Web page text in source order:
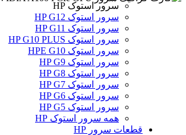
سرور استوک HP
سرور استوک HP G12
سرور استوک HP G11
سرور استوک HP G10 PLUS
سرور استوک HPE G10
سرور استوک HP G9
سرور استوک HP G8
سرور استوک HP G7
سرور استوک HP G6
سرور استوک HP G5
همه سرور استوک HP
قطعات سرور HP